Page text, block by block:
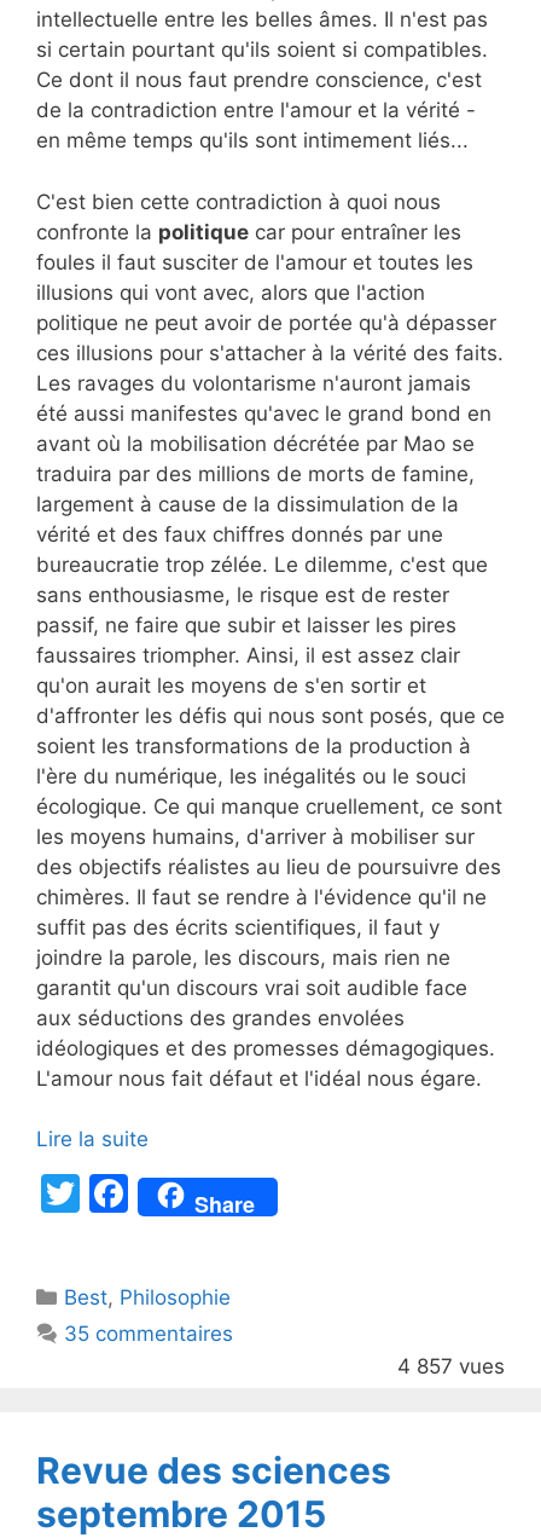
intellectuelle entre les belles âmes. Il n'est pas
si certain pourtant qu'ils soient si compatibles.
Ce dont il nous faut prendre conscience, c'est
de la contradiction entre l'amour et la vérité -
en même temps qu'ils sont intimement liés...
C'est bien cette contradiction à quoi nous
confronte la politique car pour entraîner les
foules il faut susciter de l'amour et toutes les
illusions qui vont avec, alors que l'action
politique ne peut avoir de portée qu'à dépasser
ces illusions pour s'attacher à la vérité des faits.
Les ravages du volontarisme n'auront jamais
été aussi manifestes qu'avec le grand bond en
avant où la mobilisation décrétée par Mao se
traduira par des millions de morts de famine,
largement à cause de la dissimulation de la
vérité et des faux chiffres donnés par une
bureaucratie trop zélée. Le dilemme, c'est que
sans enthousiasme, le risque est de rester
passif, ne faire que subir et laisser les pires
faussaires triompher. Ainsi, il est assez clair
qu'on aurait les moyens de s'en sortir et
d'affronter les défis qui nous sont posés, que ce
soient les transformations de la production à
l'ère du numérique, les inégalités ou le souci
écologique. Ce qui manque cruellement, ce sont
les moyens humains, d'arriver à mobiliser sur
des objectifs réalistes au lieu de poursuivre des
chimères. Il faut se rendre à l'évidence qu'il ne
suffit pas des écrits scientifiques, il faut y
joindre la parole, les discours, mais rien ne
garantit qu'un discours vrai soit audible face
aux séductions des grandes envolées
idéologiques et des promesses démagogiques.
L'amour nous fait défaut et l'idéal nous égare.
Lire la suite
T
er
F
a
e
b
k
Share
Catégories
Best, Philosophie
35 commentaires
4 857 vues
Revue des sciences
septembre 2015